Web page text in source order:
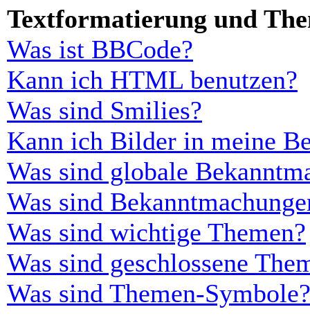
Textformatierung und
Was ist BBCode?
Kann ich HTML benutzen?
Was sind Smilies?
Kann ich Bilder in meine
Was sind globale
Was sind
Was sind wichtige Themen?
Was sind geschlossene
Was sind Themen-Symbole?